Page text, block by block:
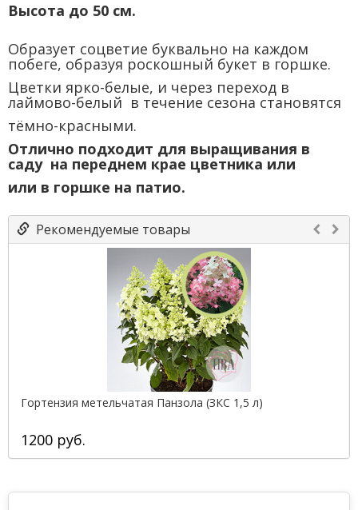
Высота до 50 см.
Образует соцветие буквально на каждом
побеге, образуя роскошный букет в горшке.
Цветки ярко-белые, и через переход в
лаймово-белый в течение сезона становятся
тёмно-красными.
Отлично подходит для выращивания в
саду на переднем крае цветника или
или в горшке на патио.
Рекомендуемые товары
Гортензия метельчатая Панзола (ЗКС 1,5 л)
1200 руб.